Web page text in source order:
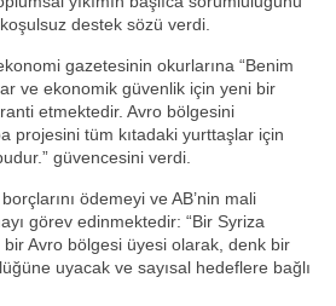
destek sözü verdi.
gazetesinin okurlarına “Benim
ve ekonomik güvenlik için yeni bir
etmektedir. Avro bölgesini
projesini tüm kıtadaki yurttaşlar için
güvencesini verdi.
ödemeyi ve AB’nin mali
görev edinmektedir: “Bir Syriza
bir Avro bölgesi üyesi olarak, denk bir
uyacak ve sayısal hedeflere bağlı